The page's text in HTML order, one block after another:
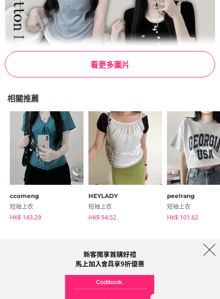
看更多圖片
相關推薦
ccomeng
短袖上衣
HK$ 143.29
HEYLADY
短袖上衣
HK$ 94.52
peelrang
短袖上衣
HK$ 101.62
服務條款 隱私權條款 運送信息